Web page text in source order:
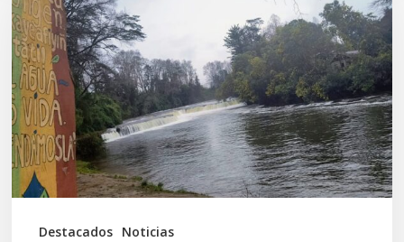
Destacados Noticias
del
Salto
Donguil
y
el
territorio
Kuzpe
Mapu